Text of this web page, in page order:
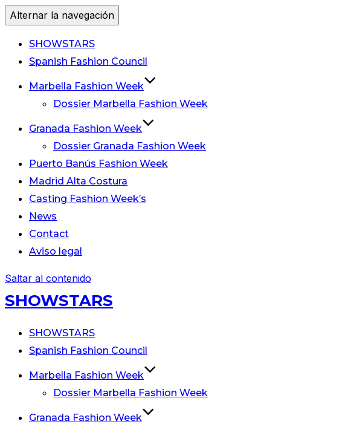
Alternar la navegación
SHOWSTARS
Spanish Fashion Council
Marbella Fashion Week
Dossier Marbella Fashion Week
Granada Fashion Week
Dossier Granada Fashion Week
Puerto Banús Fashion Week
Madrid Alta Costura
Casting Fashion Week’s
News
Contact
Aviso legal
Saltar al contenido
SHOWSTARS
SHOWSTARS
Spanish Fashion Council
Marbella Fashion Week
Dossier Marbella Fashion Week
Granada Fashion Week